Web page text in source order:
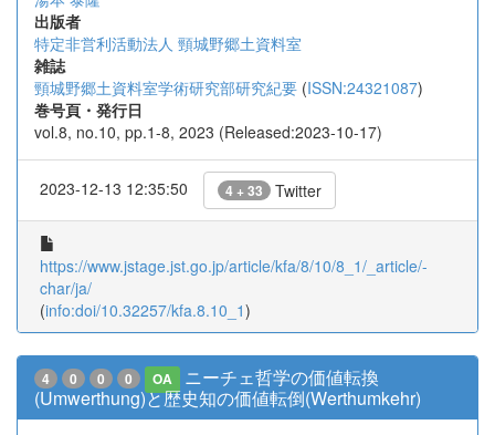
出版者
特定非営利活動法人 頸城野郷土資料室
雑誌
頸城野郷土資料室学術研究部研究紀要 (ISSN:24321087)
巻号頁・発行日
vol.8, no.10, pp.1-8, 2023 (Released:2023-10-17)
2023-12-13 12:35:50 4 + 33 Twitter
https://www.jstage.jst.go.jp/article/kfa/8/10/8_1/_article/-
char/ja/
(info:doi/10.32257/kfa.8.10_1)
4 0 0 0 OA
ニーチェ哲学の価値転換
(Umwerthung)と歴史知の価値転倒(Werthumkehr)